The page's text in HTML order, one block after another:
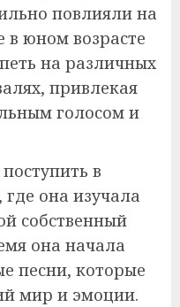
повлияли на
в юном возрасте
на различных
привлекая
голосом и
в
она изучала
собственный
она начала
песни, которые
мир и эмоции.